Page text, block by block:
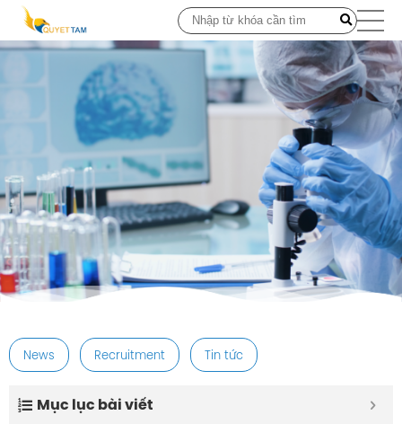
post
News Recruitment Tin tức
Mục lục bài viết